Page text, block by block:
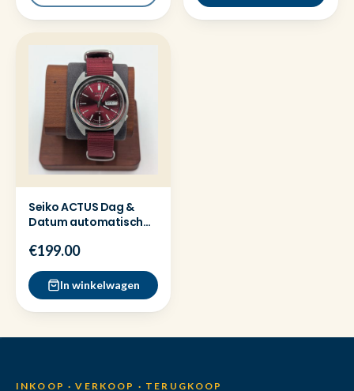
Seiko ACTUS Dag &
Datum automatisch
€199.00
In winkelwagen
INKOOP · VERKOOP · TERUGKOOP